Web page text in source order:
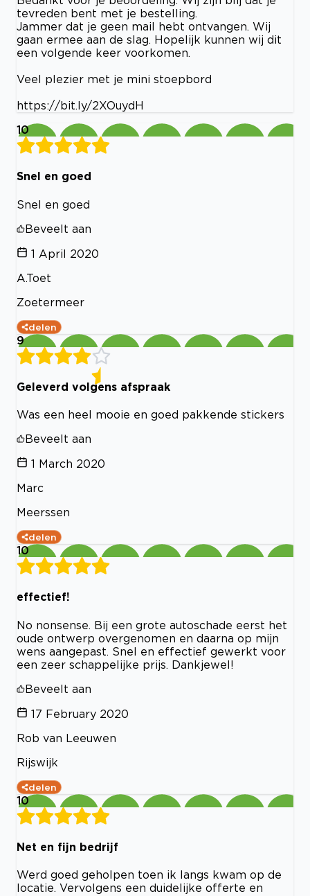
tevreden bent met je bestelling.
Jammer dat je geen mail hebt ontvangen. Wij
gaan ermee aan de slag. Hopelijk kunnen wij dit
een volgende keer voorkomen.
Veel plezier met je mini stoepbord
https://bit.ly/2XOuydH
10
Snel en goed
Snel en goed
Beveelt aan
1 April 2020
A.Toet
Zoetermeer
delen
9
Geleverd volgens afspraak
Was een heel mooie en goed pakkende stickers
Beveelt aan
1 March 2020
Marc
Meerssen
delen
10
effectief!
No nonsense. Bij een grote autoschade eerst het
oude ontwerp overgenomen en daarna op mijn
wens aangepast. Snel en effectief gewerkt voor
een zeer schappelijke prijs. Dankjewel!
Beveelt aan
17 February 2020
Rob van Leeuwen
Rijswijk
delen
10
Net en fijn bedrijf
Werd goed geholpen toen ik langs kwam op de
locatie. Vervolgens een duidelijke offerte en